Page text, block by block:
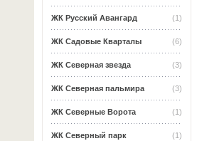
(1)
ЖК Русский Авангард
(6)
ЖК Садовые Кварталы
(3)
ЖК Северная звезда
(3)
ЖК Северная пальмира
(1)
ЖК Северные Ворота
(1)
ЖК Северный парк